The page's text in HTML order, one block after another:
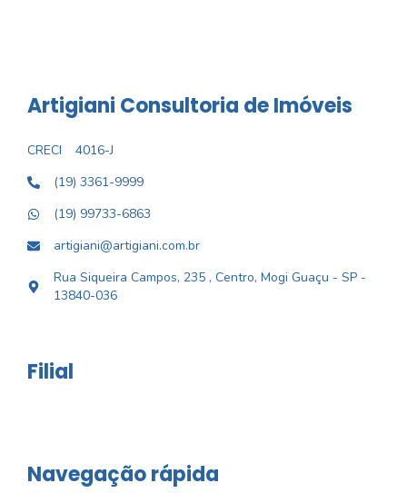
Artigiani Consultoria de Imóveis
CRECI
4016-J
(19) 3361-9999
(19) 99733-6863
artigiani@artigiani.com.br
Rua Siqueira Campos, 235 , Centro, Mogi Guaçu - SP -
13840-036
Filial
Navegação rápida